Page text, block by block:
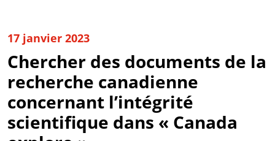
17 janvier 2023
Chercher des documents de la
recherche canadienne
concernant l’intégrité
scientifique dans « Canada